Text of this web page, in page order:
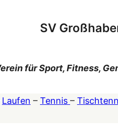
SV
für Sport, Fitness,
Laufen – Tennis –